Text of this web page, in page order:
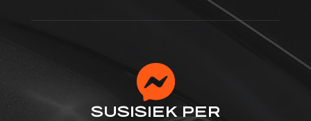
SUSISIEK PER